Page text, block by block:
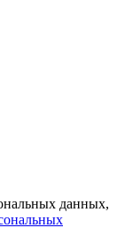
данных,